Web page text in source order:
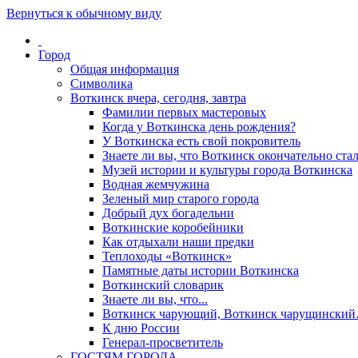
Вернуться к обычному виду
Город
Общая информация
Символика
Воткинск вчера, сегодня, завтра
Фамилии первых мастеровых
Когда у Воткинска день рождения?
У Воткинска есть свой покровитель
Знаете ли вы, что Воткинск окончательно
Музей истории и культуры города Воткинска
Водная жемчужина
Зеленый мир старого города
Добрый дух богадельни
Воткинские коробейники
Как отдыхали наши предки
Теплоходы «Воткинск»
Памятные даты истории Воткинска
Воткинский словарик
Знаете ли вы, что...
Воткинск чарующий, Воткинск
К дню России
Генерал-просветитель